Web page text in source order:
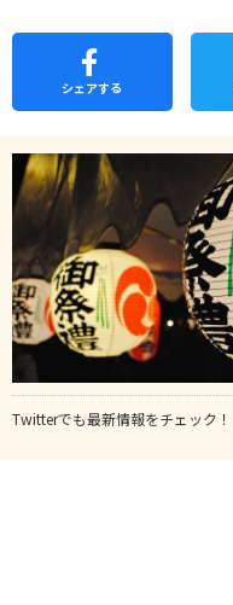
シェアする
Twitterでも最新情報をチェック！